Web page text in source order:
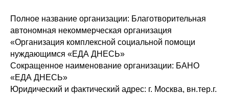
Полное название организации: Благотворительная
автономная некоммерческая организация
«Организация комплексной социальной помощи
нуждающимся «ЕДА ДНЕСЬ»
Сокращенное наименование организации: БАНО
«ЕДА ДНЕСЬ»
Юридический и фактический адрес: г. Москва, вн.тер.г.